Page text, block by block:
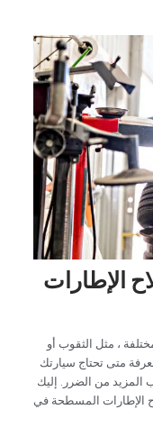
الإطارات
، مثل الثقوب أو
متى تحتاج سيارتك
المزيد من الضرر. إليك
الإطارات المسطحة في